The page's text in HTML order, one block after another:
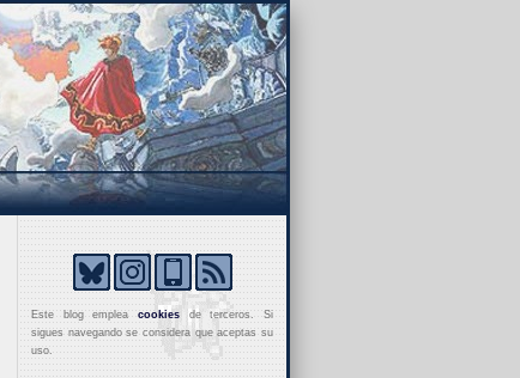
Este blog empleacookies de terceros. Si
sigues navegando se considera que aceptas su
uso.